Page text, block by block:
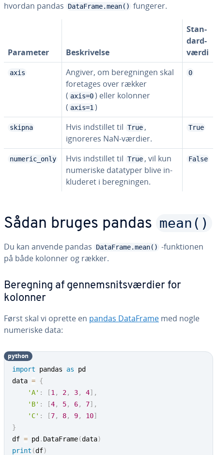
hvordan pandas
DataFrame.mean() fungerer.
Parameter Be­skri­vel­se
Stan­
dard­
vær­di
axis
Angiver, om be­reg­nin­gen skal
foretages over rækker
( axis=0 ) eller kolonner
( axis=1 )
0
skipna Hvis indstil­let til True ,
ignoreres NaN-værdier.
True
numeric_only Hvis indstil­let til True , vil kun
numeriske datatyper blive in­
klu­de­ret i be­reg­nin­gen.
False
Sådan bruges pandas mean()
Du kan anvende pandas DataFrame.mean() -funk­tio­nen
på både kolonner og rækker.
Beregning af gen­nem­snits­vær­di­er for
kolonner
Først skal vi oprette en pandas DataFrame med nogle
numeriske data:
import pandas as pd
data = {
'A' : [1 , 2, 3, 4] ,
'B' : [4, 5, 6, 7] ,
'C' : [7, 8, 9, 10]
}
df = pd . DataFrame(data)
print (df)
python